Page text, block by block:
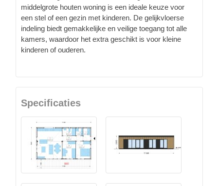
middelgrote houten woning is een ideale keuze voor
een stel of een gezin met kinderen. De gelijkvloerse
indeling biedt gemakkelijke en veilige toegang tot alle
kamers, waardoor het extra geschikt is voor kleine
kinderen of ouderen.
Specificaties